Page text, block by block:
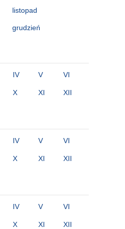
listopad
grudzień
IV V VI
X XI XII
IV V VI
X XI XII
IV V VI
X XI XII